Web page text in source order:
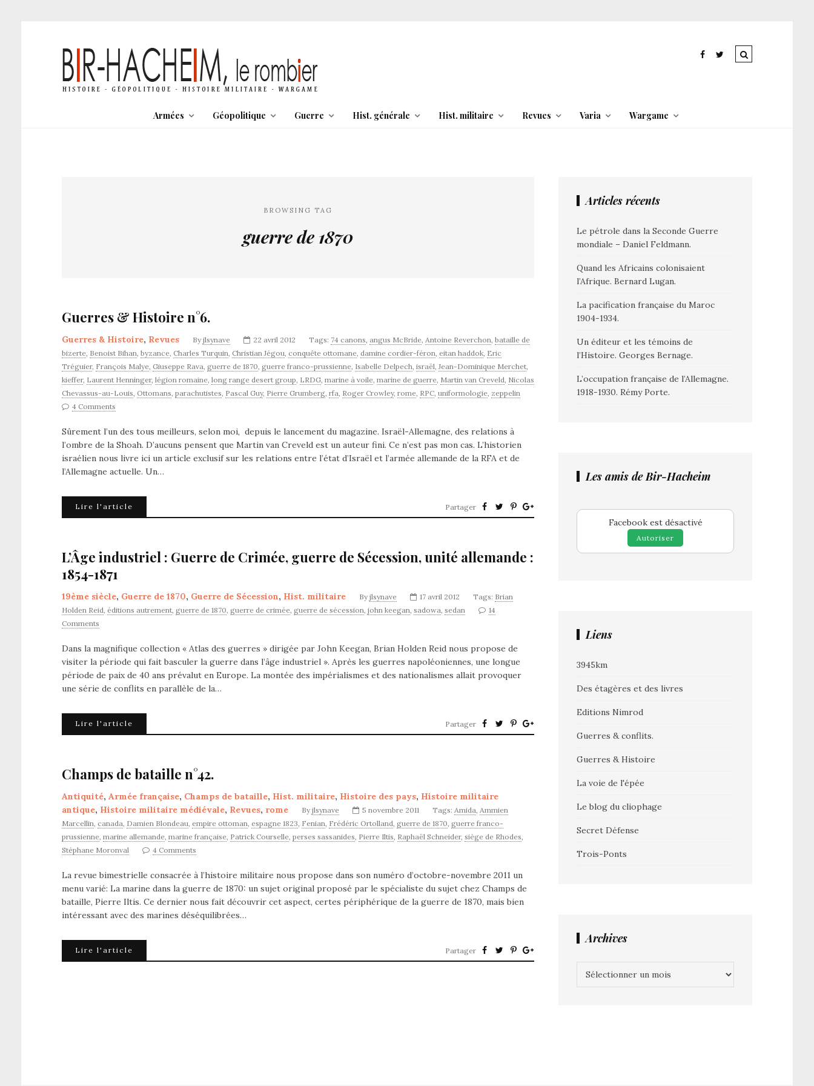
Armées Géopolitique Guerre Hist. générale Hist. militaire Revues Varia Wargame
BROWSING TAG
guerre de 1870
Guerres & Histoire n°6.
Guerres & Histoire, Revues By jlsynave 22 avril 2012 Tags: 74 canons, angus McBride, Antoine Reverchon, bataille de
bizerte, Benoist Bihan, byzance, Charles Turquin, Christian Jégou, conquête ottomane, damine cordier-féron, eitan haddok, Eric
Tréguier, François Malye, Giuseppe Rava, guerre de 1870, guerre franco-prussienne, Isabelle Delpech, israël,Jean-Dominique Merchet,
kieffer, Laurent Henninger, légion romaine, long range desert group, LRDG, marine à voile, marine de guerre, Martin van Creveld, Nicolas
Chevassus-au-Louis, Ottomans, parachutistes, Pascal Guy, Pierre Grumberg, rfa, Roger Crowley, rome, RPC, uniformologie, zeppelin
4 Comments
Sûrement l’un des tous meilleurs, selon moi, depuis le lancement du magazine. Israël-Allemagne, des relations à
l’ombre de la Shoah. D’aucuns pensent que Martin van Creveld est un auteur fini. Ce n’est pas mon cas. L’historien
israélien nous livre ici un article exclusif sur les relations entre l’état d’Israël et l’armée allemande de la RFA et de
l’Allemagne actuelle. Un…
Lire l'article Partager
L’Âge industriel : Guerre de Crimée, guerre de Sécession, unité allemande :
1854-1871
19ème siècle, Guerre de 1870, Guerre de Sécession, Hist. militaire By jlsynave 17 avril 2012 Tags: Brian
Holden Reid, éditions autrement, guerre de 1870, guerre de crimée, guerre de sécession, john keegan, sadowa, sedan
14
Comments
Dans la magnifique collection « Atlas des guerres » dirigée par John Keegan, Brian Holden Reid nous propose de
visiter la période qui fait basculer la guerre dans l’âge industriel ». Après les guerres napoléoniennes, une longue
période de paix de 40 ans prévalut en Europe. La montée des impérialismes et des nationalismes allait provoquer
une série de conflits en parallèle de la…
Lire l'article Partager
Champs de bataille n°42.
Antiquité, Armée française, Champs de bataille, Hist. militaire, Histoire des pays, Histoire militaire
antique, Histoire militaire médiévale, Revues, rome By jlsynave 5 novembre 2011 Tags: Amida, Ammien
Marcellin, canada, Damien Blondeau, empire ottoman, espagne 1823, Fenian, Frédéric Ortolland, guerre de 1870, guerre franco-
prussienne, marine allemande, marine française, Patrick Courselle, perses sassanides, Pierre Iltis, Raphaël Schneider, siège de Rhodes,
Stéphane Moronval
4 Comments
La revue bimestrielle consacrée à l’histoire militaire nous propose dans son numéro d’octobre-novembre 2011 un
menu varié: La marine dans la guerre de 1870: un sujet original proposé par le spécialiste du sujet chez Champs de
bataille, Pierre Iltis. Ce dernier nous fait découvrir cet aspect, certes périphérique de la guerre de 1870, mais bien
intéressant avec des marines déséquilibrées…
Lire l'article Partager
Articles récents
Le pétrole dans la Seconde Guerre
mondiale – Daniel Feldmann.
Quand les Africains colonisaient
l’Afrique. Bernard Lugan.
La pacification française du Maroc
1904-1934.
Un éditeur et les témoins de
l’Histoire. Georges Bernage.
L’occupation française de l’Allemagne.
1918-1930. Rémy Porte.
Les amis de Bir-Hacheim
Facebook est désactivé
Autoriser
Liens
3945km
Des étagères et des livres
Editions Nimrod
Guerres & conflits.
Guerres & Histoire
La voie de l'épée
Le blog du cliophage
Secret Défense
Trois-Ponts
Archives